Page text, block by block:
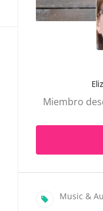
Miembro
Music &